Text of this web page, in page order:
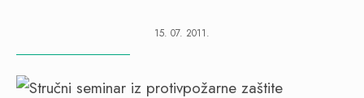
15. 07. 2011.